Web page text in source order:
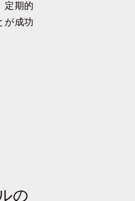
定期的
が成功
の